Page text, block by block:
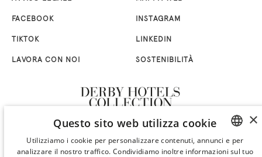
FACEBOOK INSTAGRAM
TIKTOK LINKEDIN
LAVORA CON NOI SOSTENIBILITÀ
SPANISH
×
Questo sito web utilizza cookie
Utilizziamo i cookie per personalizzare contenuti, annunci e per
analizzare il nostro traffico. Condividiamo inoltre informazioni sul tuo